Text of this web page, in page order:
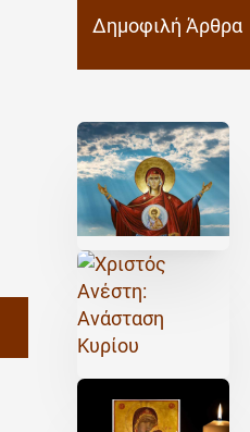
Δημοφιλή Άρθρα